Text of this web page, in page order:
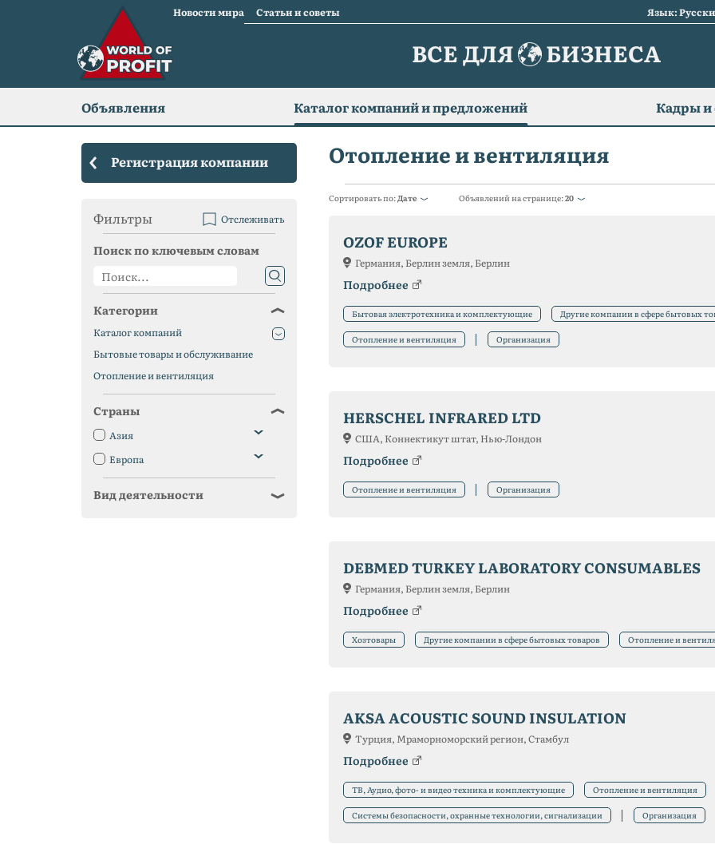
Новости мира Статьи и советы Язык:
ВСЕ ДЛЯ БИЗНЕСА
Объявления Каталог компаний и предложений Кадры
Отопление и вентиляция
Сортировать по:Дате Объявлений на странице:20
OZOF EUROPE
Германия, Берлин земля, Берлин
Подробнее
Бытовая электротехника и комплектующие Другие компании в сфере бытовых
Отопление и вентиляция Организация
HERSCHEL INFRARED LTD
США, Коннектикут штат, Нью-Лондон
Подробнее
Отопление и вентиляция Организация
DEBMED TURKEY LABORATORY CONSUMABLES
Германия, Берлин земля, Берлин
Подробнее
Хозтовары Другие компании в сфере бытовых товаров Отопление и
AKSA ACOUSTIC SOUND INSULATION
Турция, Мраморноморский регион, Стамбул
Подробнее
ТВ, Аудио, фото- и видео техника и комплектующие Отопление и вентиляция
Системы безопасности, охранные технологии, сигнализации Организация
Регистрация компании
Фильтры Отслеживать
Поиск по ключевым словам
Категории
Каталог компаний
Бытовые товары и обслуживание
Отопление и вентиляция
Страны
Азия
Европа
Вид деятельности